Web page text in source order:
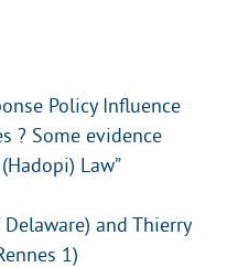
Policy Influence
? Some evidence
Law”
and Thierry
1)